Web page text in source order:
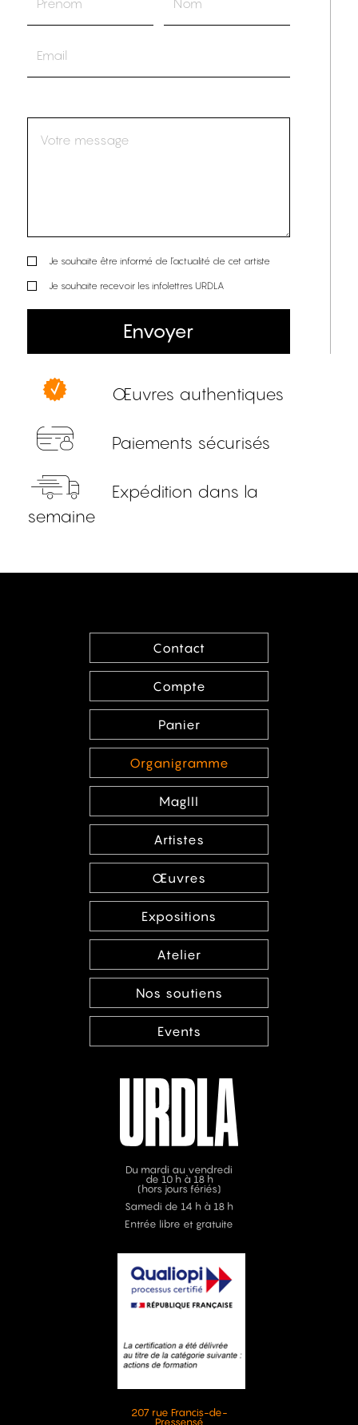
Je souhaite être informé de l’actualité de cet artiste
Je souhaite recevoir les infolettres URDLA
Envoyer
Œuvres authentiques
Paiements sécurisés
Expédition dans la
semaine
Contact
Compte
Panier
Organigramme
MagIII
Artistes
Œuvres
Expositions
Atelier
Nos soutiens
Events
Du mardi au vendredi
de 10 h à 18 h
(hors jours fériés)
Samedi de 14 h à 18 h
Entrée libre et gratuite
207 rue Francis-de-
Pressensé